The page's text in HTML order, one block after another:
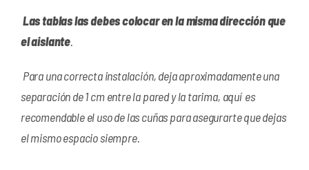
Las tablas las debes colocar en la misma dirección que
el aislante.
Para una correcta instalación, deja aproximadamente una
separación de 1 cm entre la pared y la tarima, aquí es
recomendable el uso de las cuñas para asegurarte que dejas
el mismo espacio siempre.